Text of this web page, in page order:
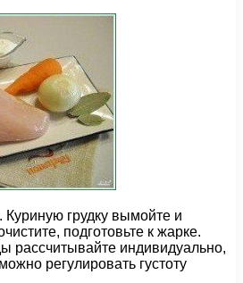
Куриную грудку вымойте и
подготовьте к жарке.
рассчитывайте индивидуально,
регулировать густоту